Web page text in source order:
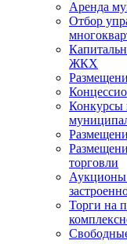
Аренда
Отбор
ЖКХ
Конкурсы
торговли
Аукционы
Торги на